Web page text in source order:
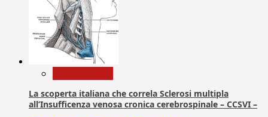
La scoperta italiana che correla Sclerosi multipla
all’Insufficenza venosa cronica cerebrospinale – CCSVI –